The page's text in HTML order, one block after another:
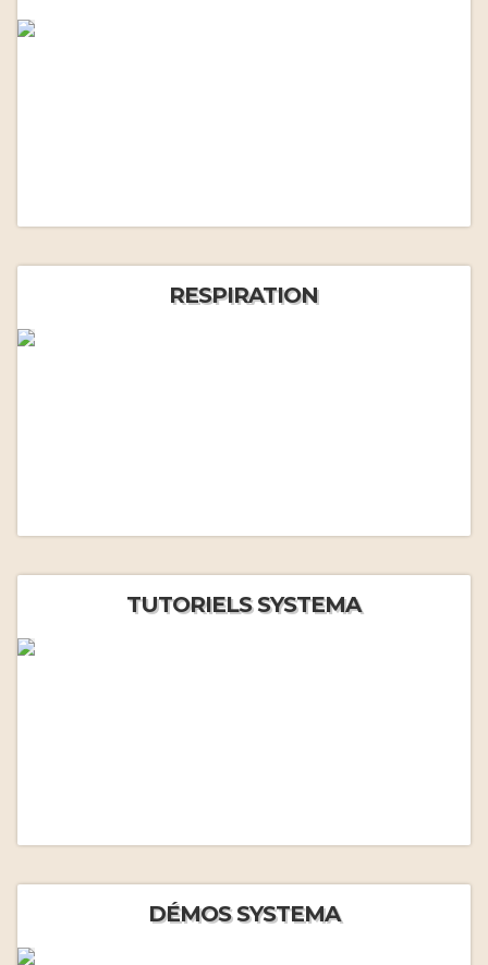
RESPIRATION
TUTORIELS SYSTEMA
DÉMOS SYSTEMA